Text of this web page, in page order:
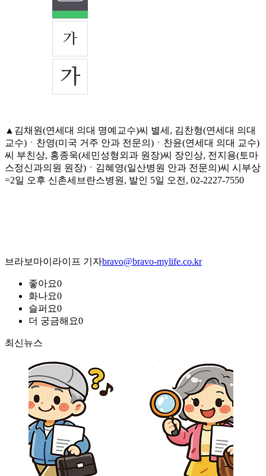
▲김채원(연세대 의대 명예교수)씨 별세, 김찬형(연세대 의대
교수)ㆍ찬영(미국 거주 안과 전문의)ㆍ찬윤(연세대 의대 교수)
씨 부친상, 홍종욱(세민성형외과 원장)씨 장인상, 전지용(토마
스정신과의원 원장)ㆍ김혜영(일산병원 안과 전문의)씨 시부상
=2일 오후 신촌세브란스병원, 발인 5일 오전, 02-2227-7550
브라보마이라이프 기자bravo@bravo-mylife.co.kr
좋아요0
화나요0
슬퍼요0
더 궁금해요0
최신뉴스